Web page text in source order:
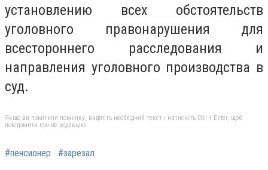
установлению всех обстоятельств
уголовного правонарушения для
всестороннего расследования и
направления уголовного производства в
суд.
Якщо ви помітили помилку, виділіть необхідний текст і натисніть Ctrl + Enter, щоб
повідомити про це редакцію
#пенсионер #зарезал